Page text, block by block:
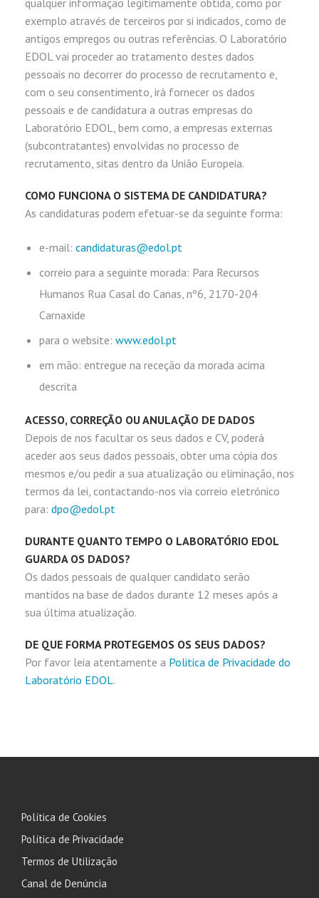
qualquer informação legitimamente obtida, como por
exemplo através de terceiros por si indicados, como de
antigos empregos ou outras referências. O Laboratório
EDOL vai proceder ao tratamento destes dados
pessoais no decorrer do processo de recrutamento e,
com o seu consentimento, irá fornecer os dados
pessoais e de candidatura a outras empresas do
Laboratório EDOL, bem como, a empresas externas
(subcontratantes) envolvidas no processo de
recrutamento, sitas dentro da União Europeia.
COMO FUNCIONA O SISTEMA DE CANDIDATURA?
As candidaturas podem efetuar-se da seguinte forma:
e-mail: candidaturas@edol.pt
correio para a seguinte morada: Para Recursos
Humanos Rua Casal do Canas, nº6, 2170-204
Carnaxide
para o website: www.edol.pt
em mão: entregue na receção da morada acima
descrita
ACESSO, CORREÇÃO OU ANULAÇÃO DE DADOS
Depois de nos facultar os seus dados e CV, poderá
aceder aos seus dados pessoais, obter uma cópia dos
mesmos e/ou pedir a sua atualização ou eliminação, nos
termos da lei, contactando-nos via correio eletrónico
para: dpo@edol.pt
DURANTE QUANTO TEMPO O LABORATÓRIO EDOL
GUARDA OS DADOS?
Os dados pessoais de qualquer candidato serão
mantidos na base de dados durante 12 meses após a
sua última atualização.
DE QUE FORMA PROTEGEMOS OS SEUS DADOS?
Por favor leia atentamente a Politica de Privacidade do
Laboratório EDOL.
Política de Cookies
Política de Privacidade
Termos de Utilização
Canal de Denúncia